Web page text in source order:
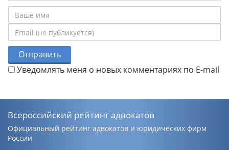
Отправить
Уведомлять меня о новых комментариях по E-mail
Всероссийский рейтинг адвокатов
Официальный рейтинг адвокатов и юридических фирм
России